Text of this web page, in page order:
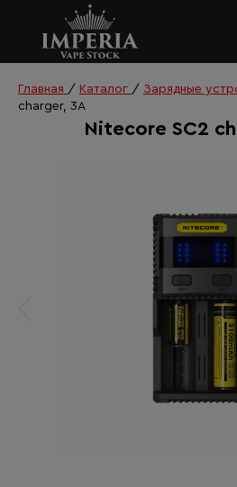
Главная / Каталог / Зарядные
charger, 3А
Nitecore SC2